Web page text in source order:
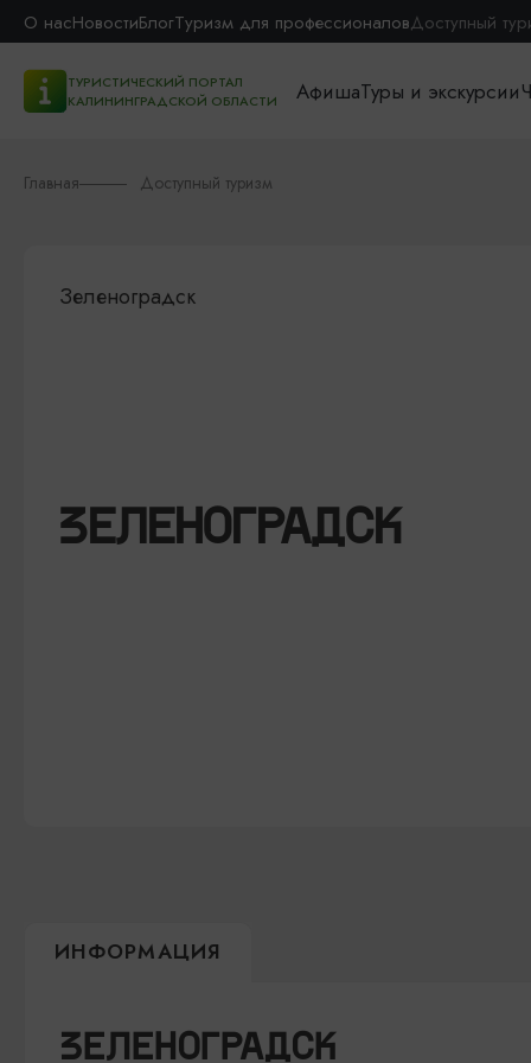
О насНовостиБлогТуризм для профессионаловДоступный
ТУРИСТИЧЕСКИЙ ПОРТАЛ
КАЛИНИНГРАДСКОЙ ОБЛАСТИ
АфишаТуры и экскурсии
Главная Доступный туризм
Зеленоградск
ЗЕЛЕНОГРАДСК
ИНФОРМАЦИЯ
ЗЕЛЕНОГРАДСК